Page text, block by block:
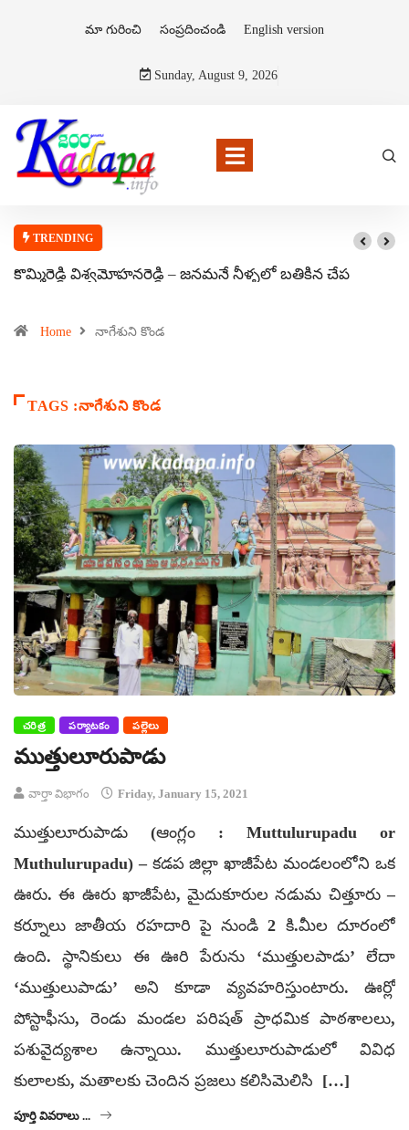
మా గురించి సంప్రదించండి English version
Sunday, August 9, 2026
TRENDING
కొమ్మిరెడ్డి విశ్వమోహనరెడ్డి – జనమనే నీళ్ళలో బతికిన చేప
Home నాగేశుని కొండ
TAGS :నాగేశుని కొండ
చరిత్ర పర్యాటకం పల్లెలు
ముత్తులూరుపాడు
వార్తా విభాగం Friday, January 15, 2021
ముత్తులూరుపాడు (ఆంగ్లం : Muttulurupadu or
Muthulurupadu) – కడప జిల్లా ఖాజీపేట మండలంలోని ఒక
ఊరు. ఈ ఊరు ఖాజీపేట, మైదుకూరుల నడుమ చిత్తూరు –
కర్నూలు జాతీయ రహదారి పై నుండి 2 కి.మీల దూరంలో
ఉంది. స్థానికులు ఈ ఊరి పేరును ‘ముత్తులపాడు’ లేదా
‘ముత్తులుపాడు’ అని కూడా వ్యవహరిస్తుంటారు. ఊర్లో
పోస్టాఫీసు, రెండు మండల పరిషత్ ప్రాధమిక పాఠశాలలు,
పశువైద్యశాల ఉన్నాయి. ముత్తులూరుపాడులో వివిధ
కులాలకు, మతాలకు చెందిన ప్రజలు కలిసిమెలిసి […]
పూర్తి వివరాలు ...